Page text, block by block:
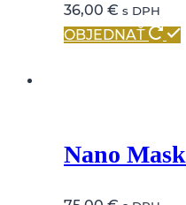
36,00 € s DPH
OBJEDNAŤ
Nano Mask